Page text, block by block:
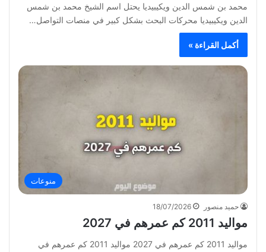
محمد بن شمس الدين ويكيبيديا يحتل اسم الشيخ محمد بن شمس
الدين ويكيبيديا محركات البحث بشكل كبير في منصات التواصل…
أكمل القراءة »
منوعات
حميد منصور 18/07/2026
مواليد 2011 كم عمرهم في 2027
مواليد 2011 كم عمرهم في 2027 مواليد 2011 كم عمرهم في